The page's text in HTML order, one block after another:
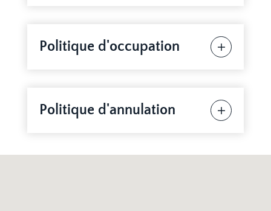
Politique d'occupation
Politique d'annulation